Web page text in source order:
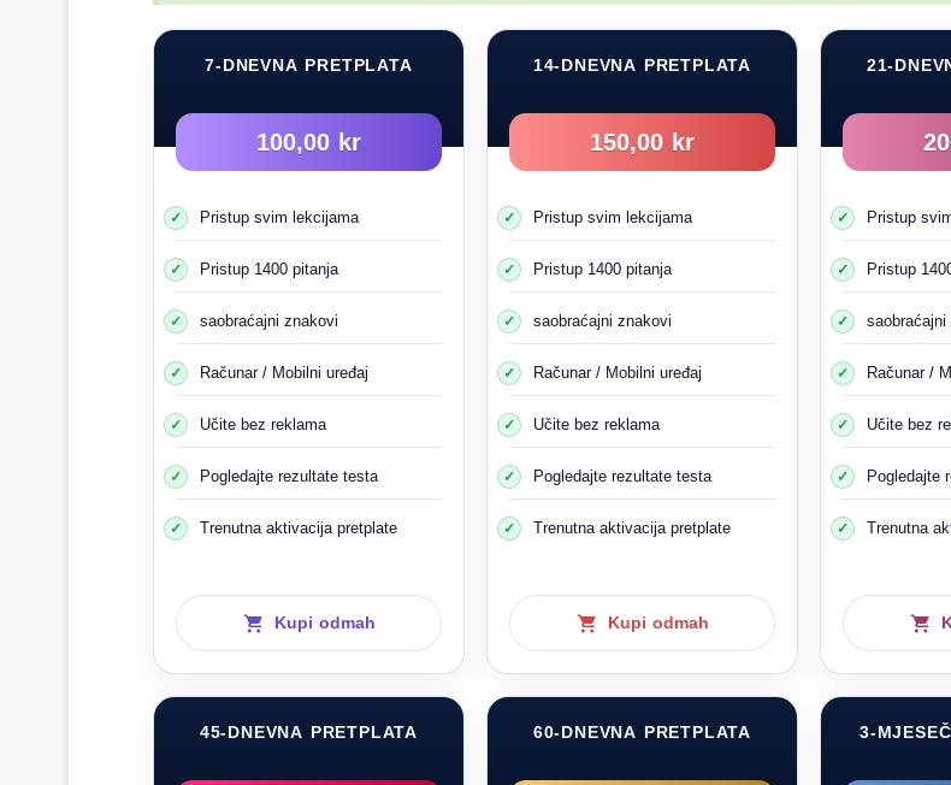
Kada se kreće sa strane puta
7-DNEVNA PRETPLATA
100,00 kr
Pristup svim lekcijama
Pristup 1400 pitanja
saobraćajni znakovi
Računar / Mobilni uređaj
Učite bez reklama
Pogledajte rezultate testa
Trenutna aktivacija pretplate
Kupi odmah
14-DNEVNA PRETPLATA
150,00 kr
Pristup svim lekcijama
Pristup 1400 pitanja
saobraćajni znakovi
Računar / Mobilni uređaj
Učite bez reklama
Pogledajte rezultate testa
Trenutna aktivacija pretplate
Kupi odmah
21-
Pristup
Pristup
Računar /
Učite bez
Pogledajte
Trenutna
45-DNEVNA PRETPLATA 60-DNEVNA PRETPLATA 3-